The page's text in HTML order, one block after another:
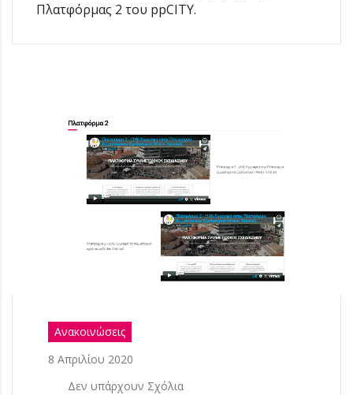
Πλατφόρμας 2 του ppCITY.
Ανακοινώσεις
8 Απριλίου 2020
Δεν υπάρχουν Σχόλια